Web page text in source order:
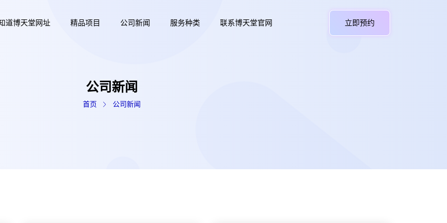
道博天堂网址 精品项目 公司新闻 服务种类 联系博天堂官网 立即预约
公司新闻
首页 公司新闻